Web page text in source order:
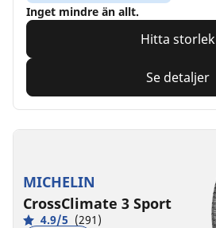
Inget mindre än allt.
Hitta storlek
Se detaljer
MICHELIN
CrossClimate 3 Sport
4.9/5 (291)